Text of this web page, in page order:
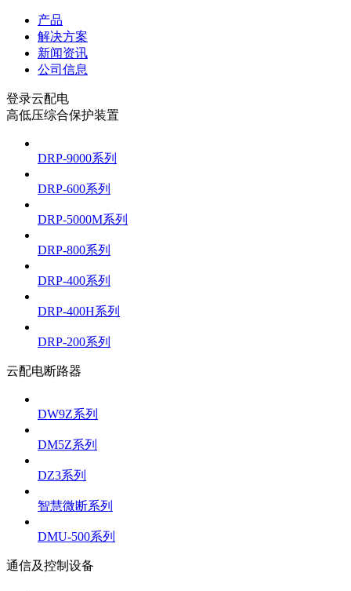
产品
解决方案
新闻资讯
公司信息
登录云配电
高低压综合保护装置
DRP-9000系列
DRP-600系列
DRP-5000M系列
DRP-800系列
DRP-400系列
DRP-400H系列
DRP-200系列
云配电断路器
DW9Z系列
DM5Z系列
DZ3系列
智慧微断系列
DMU-500系列
通信及控制设备